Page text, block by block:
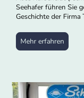
Seehafer führen Sie
Geschichte der Firma
Mehr erfahren